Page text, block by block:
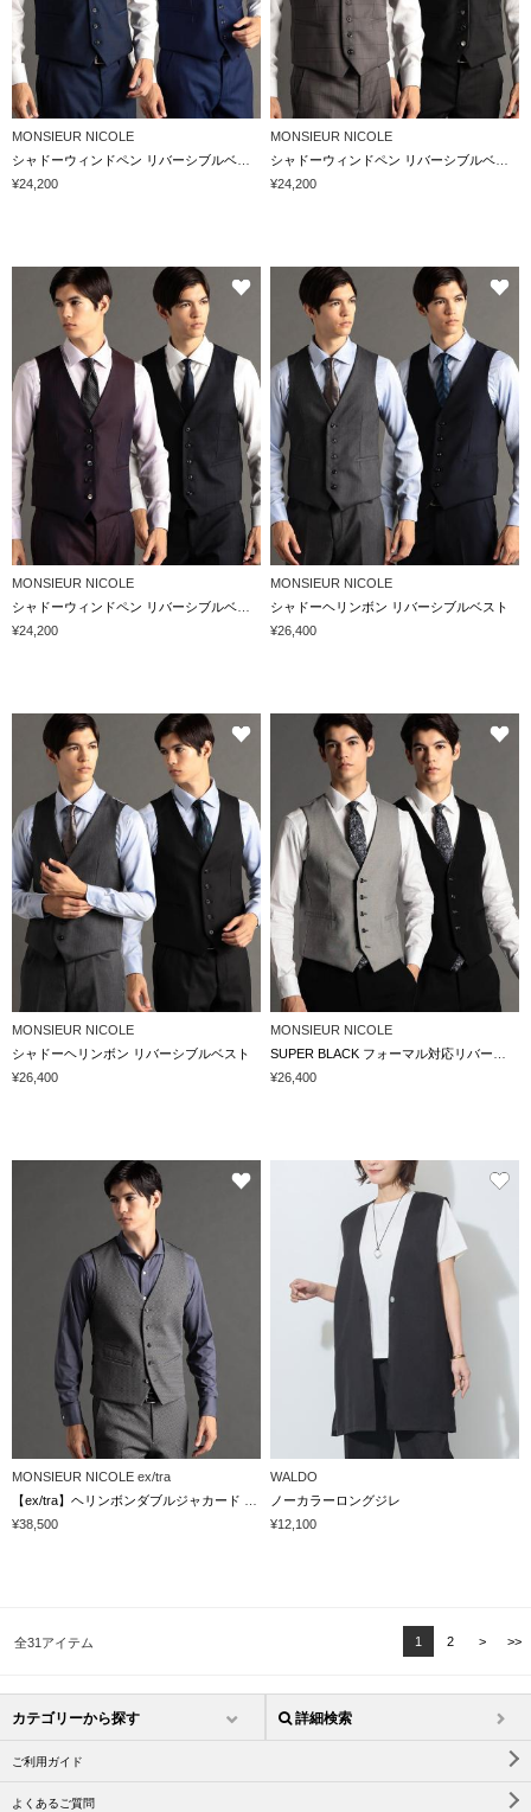
MONSIEUR NICOLE
¥24,200
MONSIEUR NICOLE
¥24,200
MONSIEUR NICOLE
¥24,200
MONSIEUR NICOLE
シャドーヘリンボン リバーシブルベスト
¥26,400
MONSIEUR NICOLE
シャドーヘリンボン リバーシブルベスト
¥26,400
MONSIEUR NICOLE
¥26,400
MONSIEUR NICOLE ex/tra
¥38,500
WALDO
ノーカラーロングジレ
¥12,100
全31アイテム 1 2 > >>
カテゴリーから探す 詳細検索
ご利用ガイド
よくあるご質問